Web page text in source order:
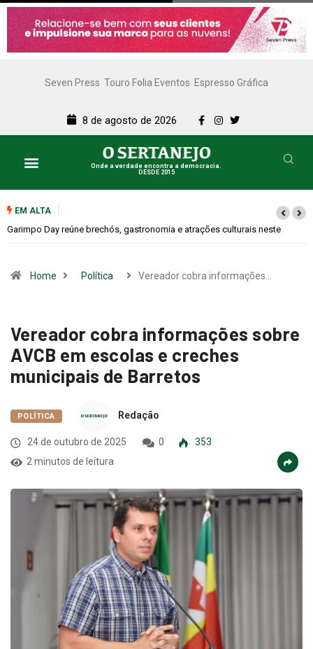
Seven Press Touro Folia Eventos Espresso Gráfica
8 de agosto de 2026
Onde a verdade encontra a democracia.
DESDE 2015
EM ALTA
Bugonia transforma paranoia e conspiração em um suspense
Home Política Vereador cobra informações…
Vereador cobra informações sobre
AVCB em escolas e creches
municipais de Barretos
POLÍTICA Redação
24 de outubro de 2025 0
353
2 minutos de leitura